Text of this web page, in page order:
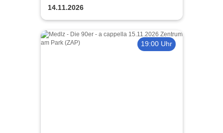
14.11.2026
19:00 Uhr